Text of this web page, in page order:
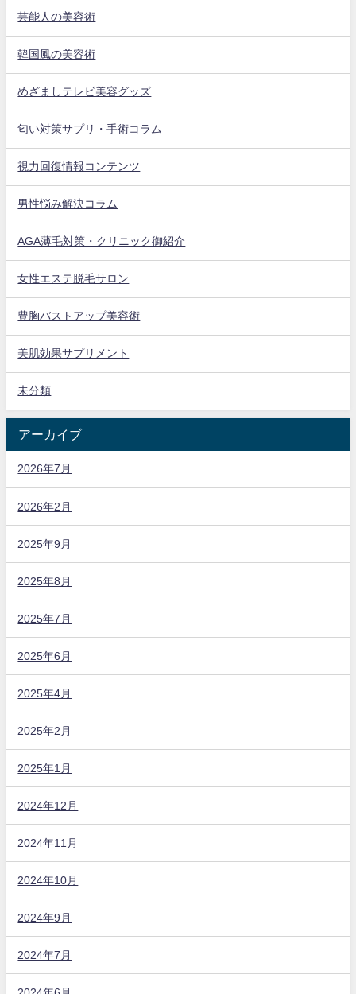
芸能人の美容術
韓国風の美容術
めざましテレビ美容グッズ
匂い対策サプリ・手術コラム
視力回復情報コンテンツ
男性悩み解決コラム
AGA薄毛対策・クリニック御紹介
女性エステ脱毛サロン
豊胸バストアップ美容術
美肌効果サプリメント
未分類
アーカイブ
2026年7月
2026年2月
2025年9月
2025年8月
2025年7月
2025年6月
2025年4月
2025年2月
2025年1月
2024年12月
2024年11月
2024年10月
2024年9月
2024年7月